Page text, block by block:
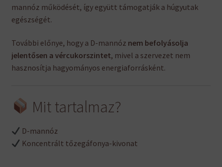
mannóz működését, így együtt támogatják a húgyutak
egészségét.
További előnye, hogy a D-mannóz nem befolyásolja
jelentősen a vércukorszintet, mivel a szervezet nem
hasznosítja hagyományos energiaforrásként.
Mit tartalmaz?
D-mannóz
Koncentrált tőzegáfonya-kivonat